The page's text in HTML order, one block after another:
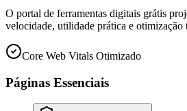
O portal de ferramentas digitais grátis
velocidade, utilidade prática e otimização
Core Web Vitals Otimizado
Páginas Essenciais